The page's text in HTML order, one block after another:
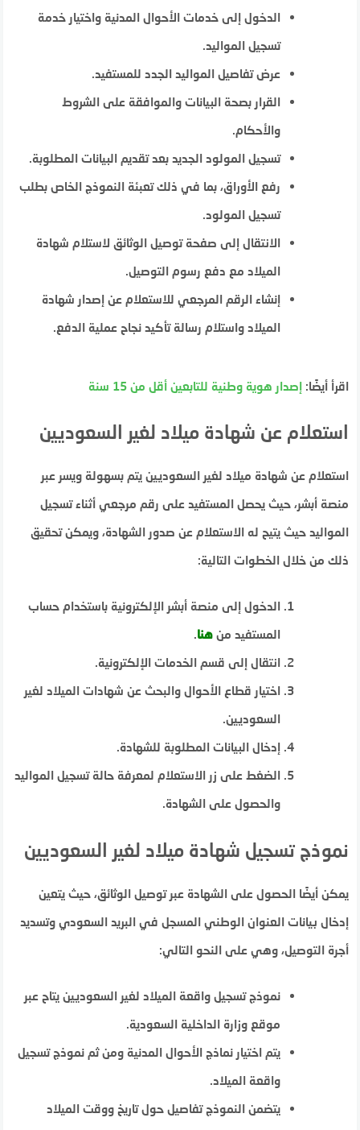
الدخول إلى خدمات الأحوال المدنية واختيار خدمة
تسجيل المواليد.
عرض تفاصيل المواليد الجدد للمستفيد.
القرار بصحة البيانات والموافقة على الشروط
والأحكام.
تسجيل المولود الجديد بعد تقديم البيانات المطلوبة.
رفع الأوراق، بما في ذلك تعبئة النموذج الخاص بطلب
تسجيل المولود.
الانتقال إلى صفحة توصيل الوثائق لاستلام شهادة
الميلاد مع دفع رسوم التوصيل.
إنشاء الرقم المرجعي للاستعلام عن إصدار شهادة
الميلاد واستلام رسالة تأكيد نجاح عملية الدفع.
اقرأ أيضًا:إصدار هوية وطنية للتابعين أقل من 15 سنة
استعلام عن شهادة ميلاد لغير السعوديين
استعلام عن شهادة ميلاد لغير السعوديين يتم بسهولة ويسر عبر
منصة أبشر، حيث يحصل المستفيد على رقم مرجعي أثناء تسجيل
المواليد حيث يتيح له الاستعلام عن صدور الشهادة، ويمكن تحقيق
ذلك من خلال الخطوات التالية:
الدخول إلى منصة أبشر الإلكترونية باستخدام حساب
المستفيد منهنا.
انتقال إلى قسم الخدمات الإلكترونية.
اختيار قطاع الأحوال والبحث عن شهادات الميلاد لغير
السعوديين.
إدخال البيانات المطلوبة للشهادة.
الضغط على زر الاستعلام لمعرفة حالة تسجيل المواليد
والحصول على الشهادة.
نموذج تسجيل شهادة ميلاد لغير السعوديين
يمكن أيضًا الحصول على الشهادة عبر توصيل الوثائق، حيث يتعين
إدخال بيانات العنوان الوطني المسجل في البريد السعودي وتسديد
أجرة التوصيل، وهي على النحو التالي:
نموذج تسجيل واقعة الميلاد لغير السعوديين يتاح عبر
موقع وزارة الداخلية السعودية.
يتم اختيار نماذج الأحوال المدنية ومن ثم نموذج تسجيل
واقعة الميلاد.
يتضمن النموذج تفاصيل حول تاريخ ووقت الميلاد